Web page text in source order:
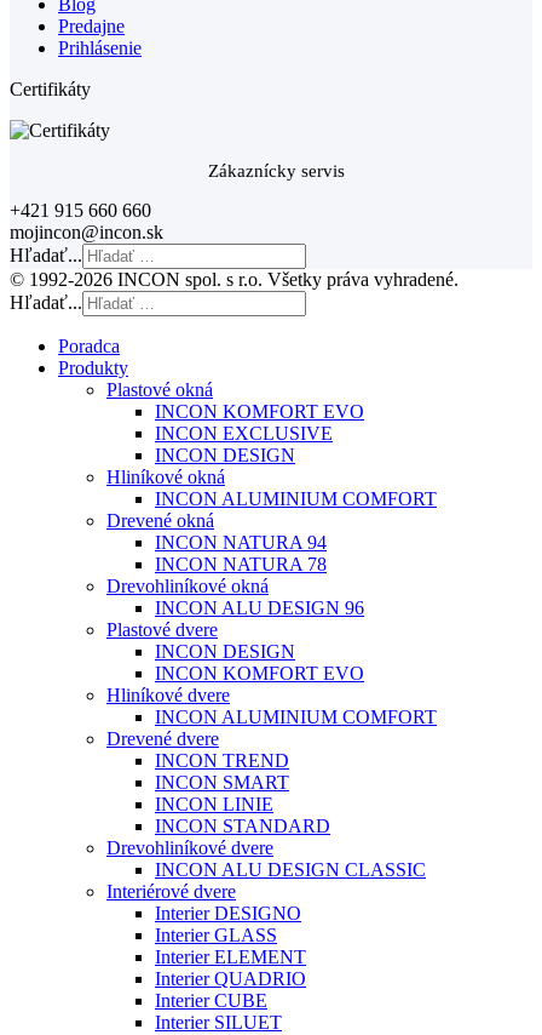
Blog
Predajne
Prihlásenie
Certifikáty
Zákaznícky servis
+421 915 660 660
mojincon@incon.sk
Hľadať...
© 1992-2026 INCON spol. s r.o. Všetky práva vyhradené.
Hľadať...
Poradca
Produkty
Plastové okná
INCON KOMFORT EVO
INCON EXCLUSIVE
INCON DESIGN
Hliníkové okná
INCON ALUMINIUM COMFORT
Drevené okná
INCON NATURA 94
INCON NATURA 78
Drevohliníkové okná
INCON ALU DESIGN 96
Plastové dvere
INCON DESIGN
INCON KOMFORT EVO
Hliníkové dvere
INCON ALUMINIUM COMFORT
Drevené dvere
INCON TREND
INCON SMART
INCON LINIE
INCON STANDARD
Drevohliníkové dvere
INCON ALU DESIGN CLASSIC
Interiérové dvere
Interier DESIGNO
Interier GLASS
Interier ELEMENT
Interier QUADRIO
Interier CUBE
Interier SILUET